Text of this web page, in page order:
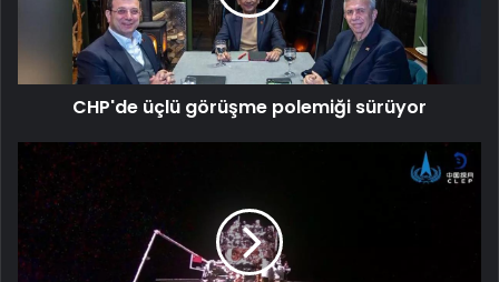
CHP'de üçlü görüşme polemiği sürüyor
Çin
Görevinde
İsimleri
Açıkladı